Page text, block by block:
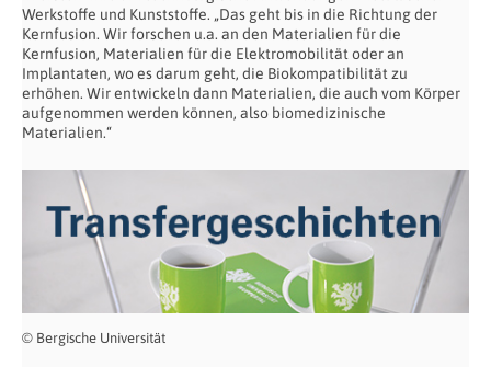
Werkstoffe und Kunststoffe. „Das geht bis in die Richtung der
Kernfusion. Wir forschen u.a. an den Materialien für die
Kernfusion, Materialien für die Elektromobilität oder an
Implantaten, wo es darum geht, die Biokompatibilität zu
erhöhen. Wir entwickeln dann Materialien, die auch vom Körper
aufgenommen werden können, also biomedizinische
Materialien.“
© Bergische Universität